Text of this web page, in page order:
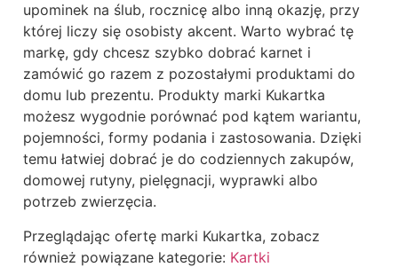
upominek na ślub, rocznicę albo inną okazję, przy
której liczy się osobisty akcent. Warto wybrać tę
markę, gdy chcesz szybko dobrać karnet i
zamówić go razem z pozostałymi produktami do
domu lub prezentu. Produkty marki Kukartka
możesz wygodnie porównać pod kątem wariantu,
pojemności, formy podania i zastosowania. Dzięki
temu łatwiej dobrać je do codziennych zakupów,
domowej rutyny, pielęgnacji, wyprawki albo
potrzeb zwierzęcia.
Przeglądając ofertę marki Kukartka, zobacz
również powiązane kategorie: Kartki